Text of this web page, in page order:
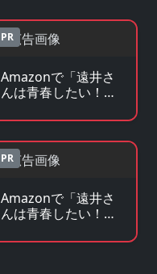
PR
Amazonで「遠井さ
んは青春したい！
マンスと』」の原作
コミックを見る
PR
Amazonで「遠井さ
んは青春したい！
マンスと』」のグッ